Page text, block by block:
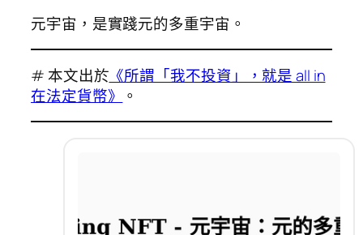
元宇宙，是實踐元的多重宇宙。
# 本文出於 《所謂「我不投資」，就是 all in
在法定貨幣》 。